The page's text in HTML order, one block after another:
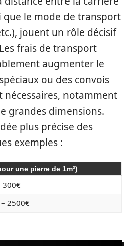
que le mode de transport
jouent un rôle décisif
frais de transport
augmenter le
ou des convois
nécessaires, notamment
grandes dimensions.
plus précise des
exemples :
une pierre de 1m³)
300€
2500€